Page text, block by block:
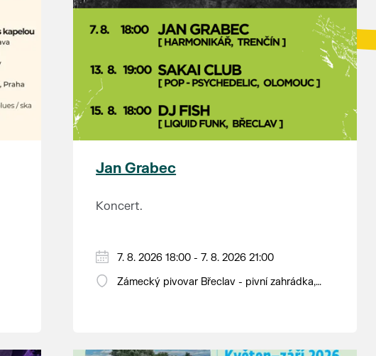
Jan Grabec
Koncert.
7. 8. 2026 18:00 - 7. 8. 2026 21:00
Zámecký pivovar Břeclav - pivní zahrádka,